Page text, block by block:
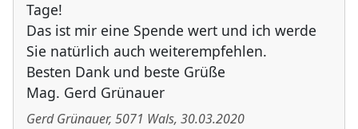
Tage!
Das ist mir eine Spende wert und ich werde
Sie natürlich auch weiterempfehlen.
Besten Dank und beste Grüße
Mag. Gerd Grünauer
Gerd Grünauer, 5071 Wals, 30.03.2020